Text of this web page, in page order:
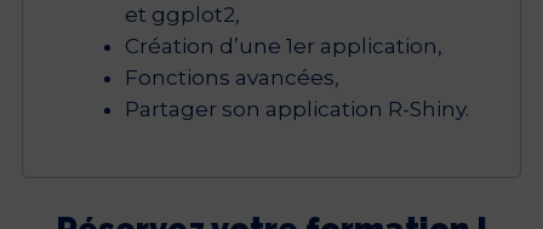
et ggplot2,
Création d’une 1er application,
Fonctions avancées,
Partager son application R-Shiny.